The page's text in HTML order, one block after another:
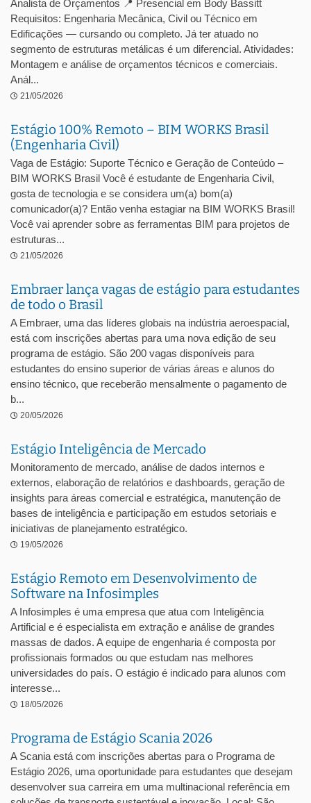
Analista de Orçamentos 📍 Presencial em Body Bassitt
Requisitos: Engenharia Mecânica, Civil ou Técnico em
Edificações — cursando ou completo. Já ter atuado no
segmento de estruturas metálicas é um diferencial. Atividades:
Montagem e análise de orçamentos técnicos e comerciais.
Anál...
21/05/2026
Estágio 100% Remoto – BIM WORKS Brasil
(Engenharia Civil)
Vaga de Estágio: Suporte Técnico e Geração de Conteúdo –
BIM WORKS Brasil Você é estudante de Engenharia Civil,
gosta de tecnologia e se considera um(a) bom(a)
comunicador(a)? Então venha estagiar na BIM WORKS Brasil!
Você vai aprender sobre as ferramentas BIM para projetos de
estruturas...
21/05/2026
Embraer lança vagas de estágio para estudantes
de todo o Brasil
A Embraer, uma das líderes globais na indústria aeroespacial,
está com inscrições abertas para uma nova edição de seu
programa de estágio. São 200 vagas disponíveis para
estudantes do ensino superior de várias áreas e alunos do
ensino técnico, que receberão mensalmente o pagamento de
b...
20/05/2026
Estágio Inteligência de Mercado
Monitoramento de mercado, análise de dados internos e
externos, elaboração de relatórios e dashboards, geração de
insights para áreas comercial e estratégica, manutenção de
bases de inteligência e participação em estudos setoriais e
iniciativas de planejamento estratégico.
19/05/2026
Estágio Remoto em Desenvolvimento de
Software na Infosimples
A Infosimples é uma empresa que atua com Inteligência
Artificial e é especialista em extração e análise de grandes
massas de dados. A equipe de engenharia é composta por
profissionais formados ou que estudam nas melhores
universidades do país. O estágio é indicado para alunos com
interesse...
18/05/2026
Programa de Estágio Scania 2026
A Scania está com inscrições abertas para o Programa de
Estágio 2026, uma oportunidade para estudantes que desejam
desenvolver sua carreira em uma multinacional referência em